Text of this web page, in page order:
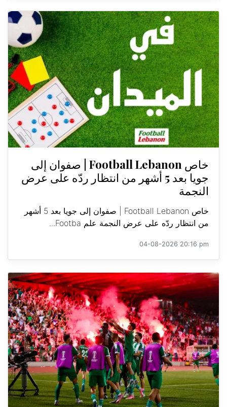
خاص Football Lebanon | صفوان إلى
جويا بعد 5 أشهر من انتظار ردّه على عرض
النجمة
خاص Football Lebanon | صفوان إلى جويا بعد 5 أشهر
من انتظار ردّه على عرض النجمة علم Footba...
04-08-2026 20:16 pm